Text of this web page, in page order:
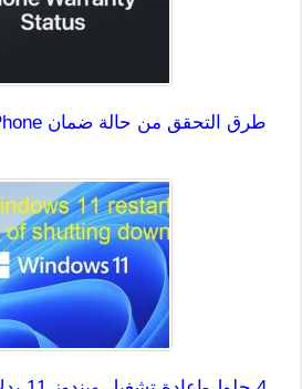
طرق التحقق من حالة ضمان iPhone